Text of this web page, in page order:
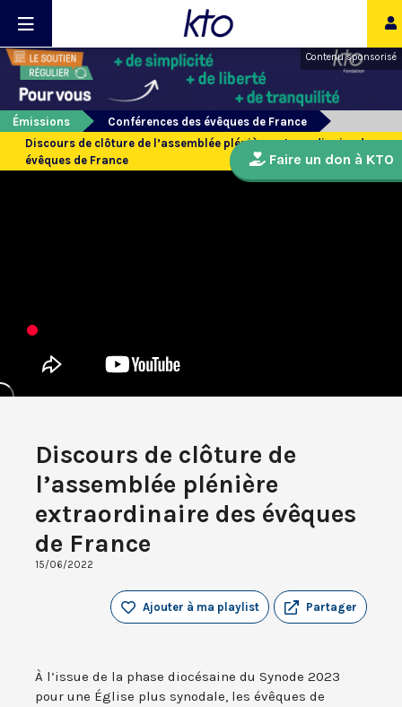
Contenu sponsorisé
Émissions
Conférences des évêques de France
Discours de clôture de l’assemblée plénière extraordinaire des
évêques de France
Discours de clôture de
l’assemblée plénière
extraordinaire des évêques
de France
15/06/2022
Partager
Ajouter à ma playlist
À l’issue de la phase diocésaine du Synode 2023
pour une Église plus synodale, les évêques de
Faire un don à KTO